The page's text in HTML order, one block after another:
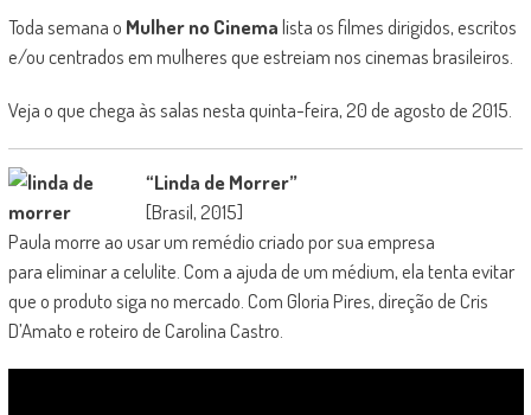
Toda semana o Mulher no Cinemalista os filmes dirigidos, escritos
e/ou centrados em mulheres que estreiam nos cinemas brasileiros.
Veja o que chega às salas nesta quinta-feira, 20 de agosto de 2015.
“Linda de Morrer”
[Brasil, 2015]
Paula morre ao usar um remédio criado por sua empresa
para eliminar a celulite. Com a ajuda de um médium, ela tenta evitar
que o produto siga no mercado. Com Gloria Pires, direção de Cris
D’Amato e roteiro de Carolina Castro.